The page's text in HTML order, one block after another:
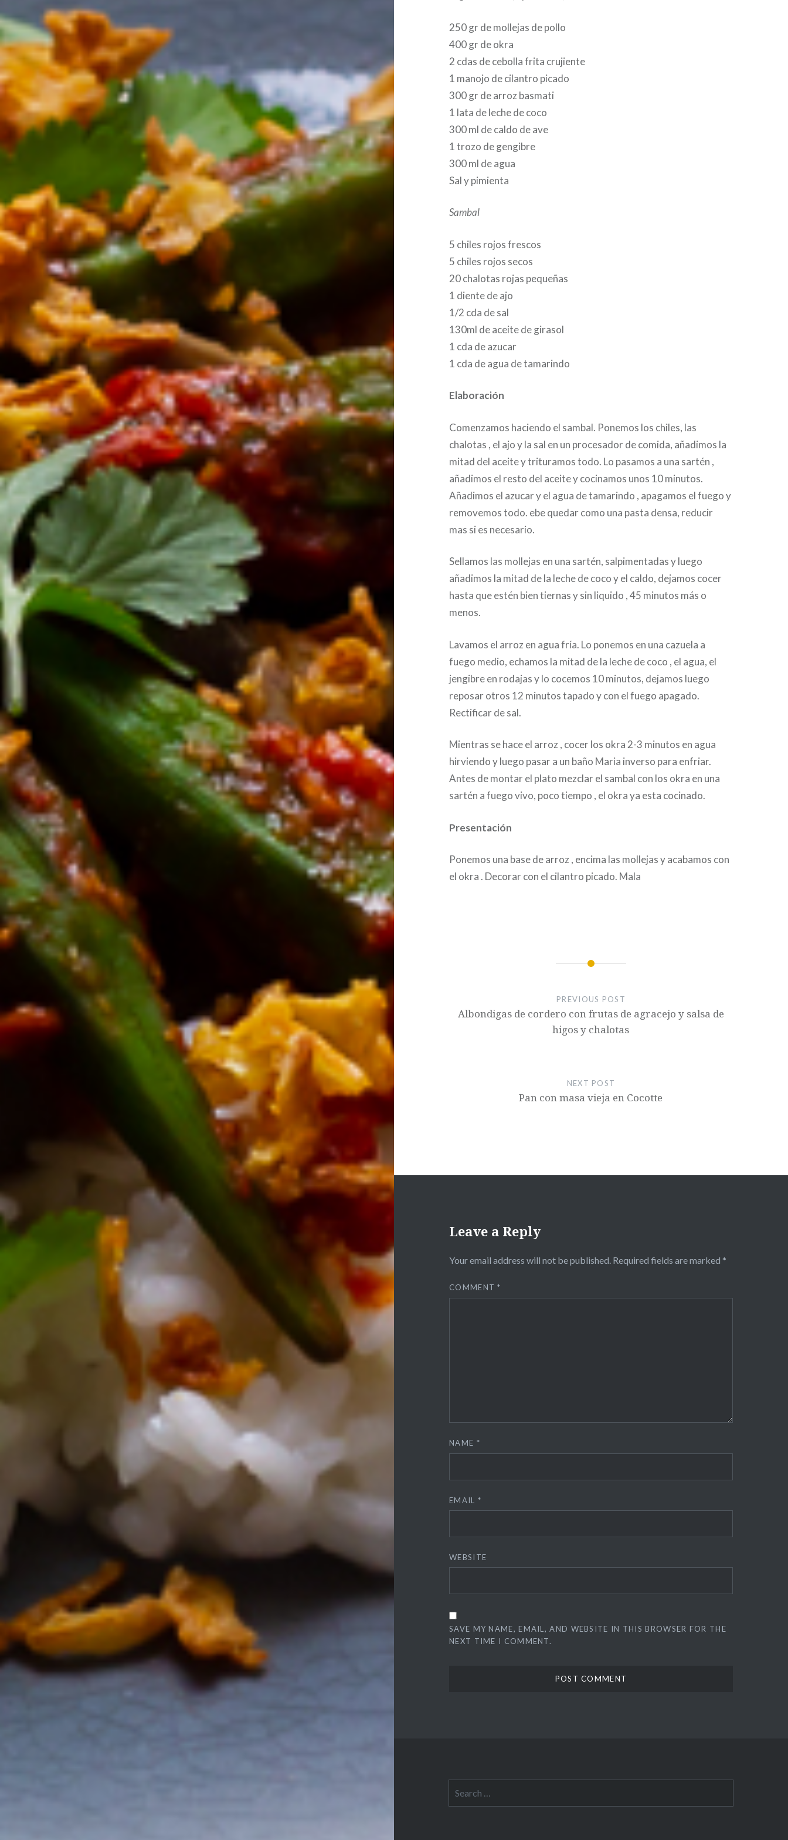
250 gr de mollejas de pollo
400 gr de okra
2 cdas de cebolla frita crujiente
1 manojo de cilantro picado
300 gr de arroz basmati
1 lata de leche de coco
300 ml de caldo de ave
1 trozo de gengibre
300 ml de agua
Sal y pimienta
Sambal
5 chiles rojos frescos
5 chiles rojos secos
20 chalotas rojas pequeñas
1 diente de ajo
1/2 cda de sal
130ml de aceite de girasol
1 cda de azucar
1 cda de agua de tamarindo
Elaboración
Comenzamos haciendo el sambal. Ponemos los chiles, las
chalotas , el ajo y la sal en un procesador de comida, añadimos la
mitad del aceite y trituramos todo. Lo pasamos a una sartén ,
añadimos el resto del aceite y cocinamos unos 10 minutos.
Añadimos el azucar y el agua de tamarindo , apagamos el fuego y
removemos todo. ebe quedar como una pasta densa, reducir
mas si es necesario.
Sellamos las mollejas en una sartén, salpimentadas y luego
añadimos la mitad de la leche de coco y el caldo, dejamos cocer
hasta que estén bien tiernas y sin liquido , 45 minutos más o
menos.
Lavamos el arroz en agua fría. Lo ponemos en una cazuela a
fuego medio, echamos la mitad de la leche de coco , el agua, el
jengibre en rodajas y lo cocemos 10 minutos, dejamos luego
reposar otros 12 minutos tapado y con el fuego apagado.
Rectificar de sal.
Mientras se hace el arroz , cocer los okra 2-3 minutos en agua
hirviendo y luego pasar a un baño Maria inverso para enfriar.
Antes de montar el plato mezclar el sambal con los okra en una
sartén a fuego vivo, poco tiempo , el okra ya esta cocinado.
Presentación
Ponemos una base de arroz , encima las mollejas y acabamos con
el okra . Decorar con el cilantro picado. Mala
PREVIOUS POST
Albondigas de cordero con frutas de agracejo y salsa de
higos y chalotas
NEXT POST
Pan con masa vieja en Cocotte
Leave a Reply
Your email address will not be published. Required fields are marked *
COMMENT*
NAME *
EMAIL *
WEBSITE
SAVE MY NAME, EMAIL, AND WEBSITE IN THIS BROWSER FOR THE
NEXT TIME I COMMENT.
for: